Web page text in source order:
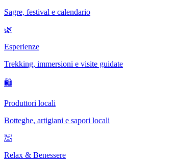
Sagre, festival e calendario
🌿
Esperienze
Trekking, immersioni e visite guidate
🛍
Produttori locali
Botteghe, artigiani e sapori locali
🧖
Relax & Benessere